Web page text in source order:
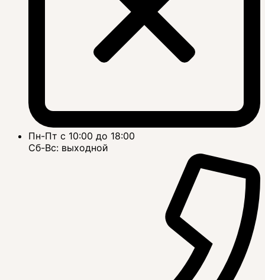
Пн-Пт с 10:00 до 18:00
Сб-Вс: выходной